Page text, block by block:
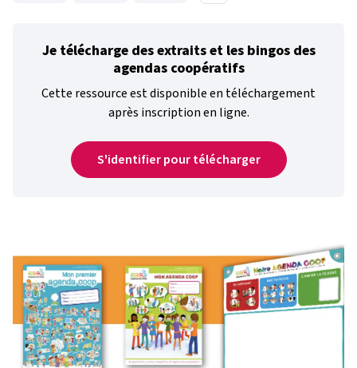
Je télécharge des extraits et les bingos des
agendas coopératifs
Cette ressource est disponible en téléchargement
après inscription en ligne.
S'identifier pour télécharger